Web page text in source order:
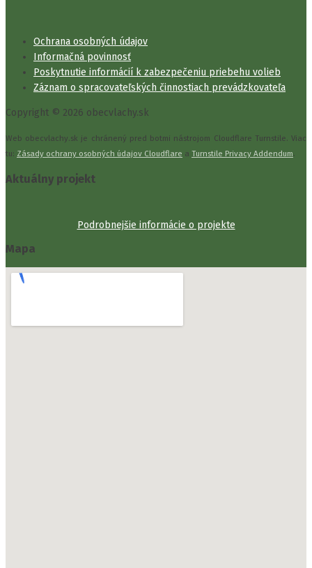
Ochrana osobných údajov
Informačná povinnosť
Poskytnutie informácií k zabezpečeniu priebehu volieb
Záznam o spracovateľských činnostiach prevádzkovateľa
Copyright © 2026 obecvlachy.sk
Web obecvlachy.sk je chránený pred botmi nástrojom Cloudflare Turnstile. Viac
tu: Zásady ochrany osobných údajov Cloudflare a Turnstile Privacy Addendum.
Aktuálny projekt
Podrobnejšie informácie o projekte
Mapa